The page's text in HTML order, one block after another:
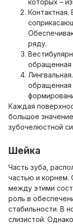
Контактная.
ряду.
обращенная
обращенная
Каждая
большое
зубочелюстной
Шейка
Часть зуба,
частью и корнем.
между этими
роль в
стабильности. В
слизистой.